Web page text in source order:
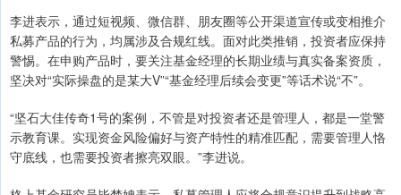
李进表示，通过短视频、微信群、朋友圈等公开渠道宣传或变相推介
私募产品的行为，均属涉及合规红线。面对此类推销，投资者应保持
警惕。在申购产品时，要关注基金经理的长期业绩与真实备案资质，
坚决对“实际操盘的是某大V”“基金经理后续会变更”等话术说“不”。
“坚石大佳传奇1号的案例，不管是对投资者还是管理人，都是一堂警
示教育课。实现资金风险偏好与资产特性的精准匹配，需要管理人恪
守底线，也需要投资者擦亮双眼。”李进说。